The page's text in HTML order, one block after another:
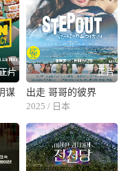
片
谋
正片
出走 哥哥的彼界
2025 / 日本